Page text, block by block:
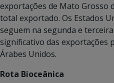
exportações de Mato Grosso
total exportado. Os Estados
seguem na segunda e
significativo das exportações
Árabes Unidos.
Rota Bioceânica